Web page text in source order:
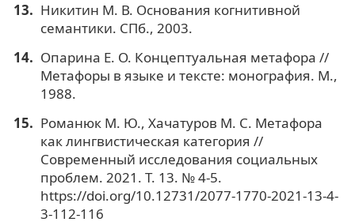
Никитин М. В. Основания когнитивной
семантики. СПб., 2003.
Опарина Е. О. Концептуальная метафора //
Метафоры в языке и тексте: монография. М.,
1988.
Романюк М. Ю., Хачатуров М. С. Метафора
как лингвистическая категория //
Современный исследования социальных
проблем. 2021. Т. 13. № 4-5.
https://doi.org/10.12731/2077-1770-2021-13-4-
3-112-116